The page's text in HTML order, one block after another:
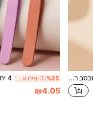
16/15/5/1 יחידות כלי ריסים, מסבסב ריסים עם ידית שקופה ורודה בזהב ורוד, מברשת, סט רפידות גומי להחלפה למסבסב ריסים, כלי ריסים, פריט חיוני לנסיעות, חובה לחזרה ללימודים, מחיר נגיש, פריט חיוני לחגים, מתנה לנשים %25 3 ימים אחרונים
₪4.05